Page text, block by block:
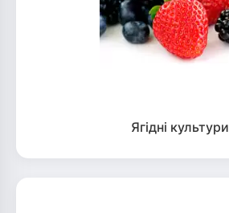
Ягідні культури